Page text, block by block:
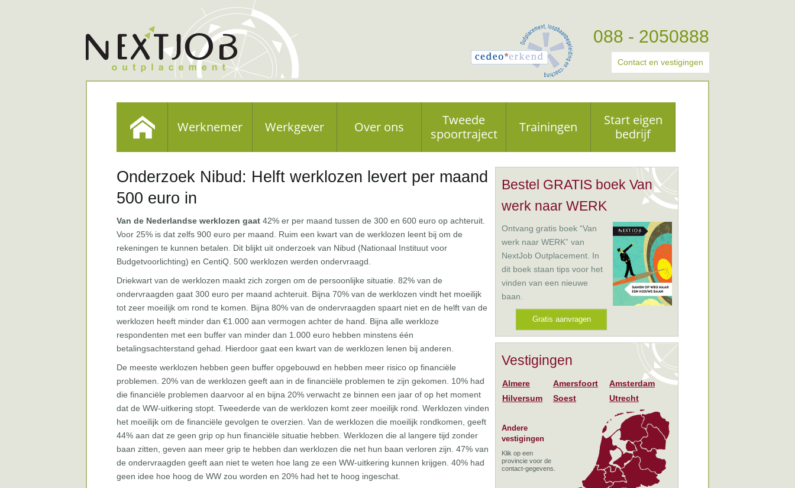
088 - 2050888
Contact en vestigingen
Werknemer Werkgever Over ons
Tweede
spoortraject
Trainingen
Start eigen
bedrijf
Onderzoek Nibud: Helft werklozen levert per maand
500 euro in
Van de Nederlandse werklozen gaat 42% er per maand tussen de 300 en 600 euro op achteruit.
Voor 25% is dat zelfs 900 euro per maand. Ruim een kwart van de werklozen leent bij om de
rekeningen te kunnen betalen. Dit blijkt uit onderzoek van Nibud (Nationaal Instituut voor
Budgetvoorlichting) en CentiQ. 500 werklozen werden ondervraagd.
Driekwart van de werklozen maakt zich zorgen om de persoonlijke situatie. 82% van de
ondervraagden gaat 300 euro per maand achteruit. Bijna 70% van de werklozen vindt het moeilijk
tot zeer moeilijk om rond te komen. Bijna 80% van de ondervraagden spaart niet en de helft van de
werklozen heeft minder dan €1.000 aan vermogen achter de hand. Bijna alle werkloze
respondenten met een buffer van minder dan 1.000 euro hebben minstens één
betalingsachterstand gehad. Hierdoor gaat een kwart van de werklozen lenen bij anderen.
De meeste werklozen hebben geen buffer opgebouwd en hebben meer risico op financiële
problemen. 20% van de werklozen geeft aan in de financiële problemen te zijn gekomen. 10% had
die financiële problemen daarvoor al en bijna 20% verwacht ze binnen een jaar of op het moment
dat de WW-uitkering stopt. Tweederde van de werklozen komt zeer moeilijk rond. Werklozen vinden
het moeilijk om de financiële gevolgen te overzien. Van de werklozen die moeilijk rondkomen, geeft
44% aan dat ze geen grip op hun financiële situatie hebben. Werklozen die al langere tijd zonder
baan zitten, geven aan meer grip te hebben dan werklozen die net hun baan verloren zijn. 47% van
de ondervraagden geeft aan niet te weten hoe lang ze een WW-uitkering kunnen krijgen. 40% had
geen idee hoe hoog de WW zou worden en 20% had het te hoog ingeschat.
Bestel GRATIS boek Van
werk naar WERK
Ontvang gratis boek “Van
werk naar WERK” van
NextJob Outplacement. In
dit boek staan tips voor het
vinden van een nieuwe
baan.
Gratis aanvragen
Vestigingen
Almere Amersfoort
Amsterdam
Hilversum
Soest Utrecht
Andere
vestigingen
Klik op een
provincie voor de
contact-gegevens.